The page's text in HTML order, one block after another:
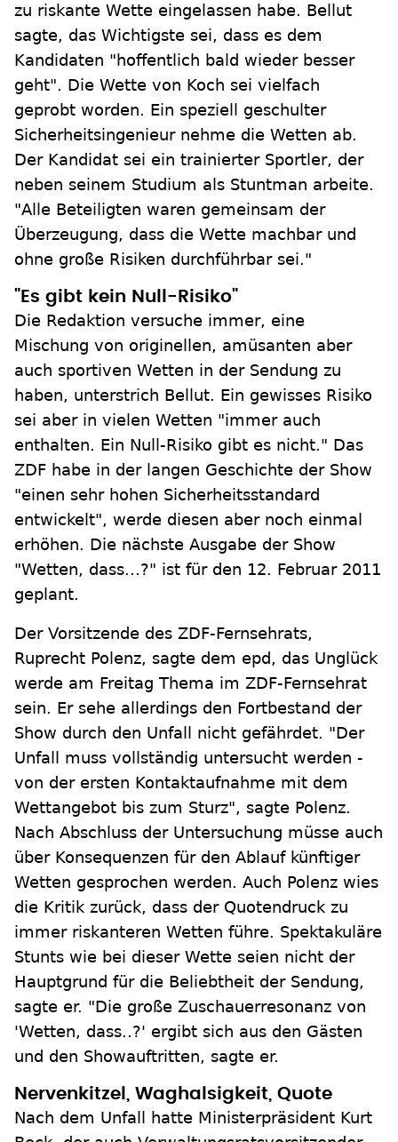
zu riskante Wette eingelassen habe. Bellut
sagte, das Wichtigste sei, dass es dem
Kandidaten "hoffentlich bald wieder besser
geht". Die Wette von Koch sei vielfach
geprobt worden. Ein speziell geschulter
Sicherheitsingenieur nehme die Wetten ab.
Der Kandidat sei ein trainierter Sportler, der
neben seinem Studium als Stuntman arbeite.
"Alle Beteiligten waren gemeinsam der
Überzeugung, dass die Wette machbar und
ohne große Risiken durchführbar sei."
"Es gibt kein Null-Risiko"
Die Redaktion versuche immer, eine
Mischung von originellen, amüsanten aber
auch sportiven Wetten in der Sendung zu
haben, unterstrich Bellut. Ein gewisses Risiko
sei aber in vielen Wetten "immer auch
enthalten. Ein Null-Risiko gibt es nicht." Das
ZDF habe in der langen Geschichte der Show
"einen sehr hohen Sicherheitsstandard
entwickelt", werde diesen aber noch einmal
erhöhen. Die nächste Ausgabe der Show
"Wetten, dass...?" ist für den 12. Februar 2011
geplant.
Der Vorsitzende des ZDF-Fernsehrats,
Ruprecht Polenz, sagte dem epd, das Unglück
werde am Freitag Thema im ZDF-Fernsehrat
sein. Er sehe allerdings den Fortbestand der
Show durch den Unfall nicht gefährdet. "Der
Unfall muss vollständig untersucht werden -
von der ersten Kontaktaufnahme mit dem
Wettangebot bis zum Sturz", sagte Polenz.
Nach Abschluss der Untersuchung müsse auch
über Konsequenzen für den Ablauf künftiger
Wetten gesprochen werden. Auch Polenz wies
die Kritik zurück, dass der Quotendruck zu
immer riskanteren Wetten führe. Spektakuläre
Stunts wie bei dieser Wette seien nicht der
Hauptgrund für die Beliebtheit der Sendung,
sagte er. "Die große Zuschauerresonanz von
'Wetten, dass..?' ergibt sich aus den Gästen
und den Showauftritten, sagte er.
Nervenkitzel, Waghalsigkeit, Quote
Nach dem Unfall hatte Ministerpräsident Kurt